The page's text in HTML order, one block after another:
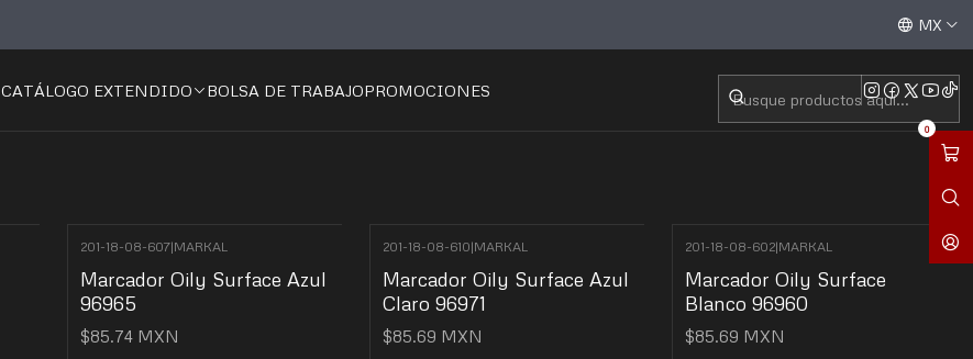
CATÁLOGO EXTENDIDO BOLSA DE TRABAJOPROMOCIONES
0
Aceptamos todas las tarjetas de crédito / débito y
MX
Base Pintura
201-18-08-607|MARKAL
Marcador Oily Surface Azul
96965
$85.74 MXN
201-18-08-610|MARKAL
Marcador Oily Surface Azul
Claro 96971
$85.69 MXN
201-18-08-602|MARKAL
Marcador Oily Surface
Blanco 96960
$85.69 MXN